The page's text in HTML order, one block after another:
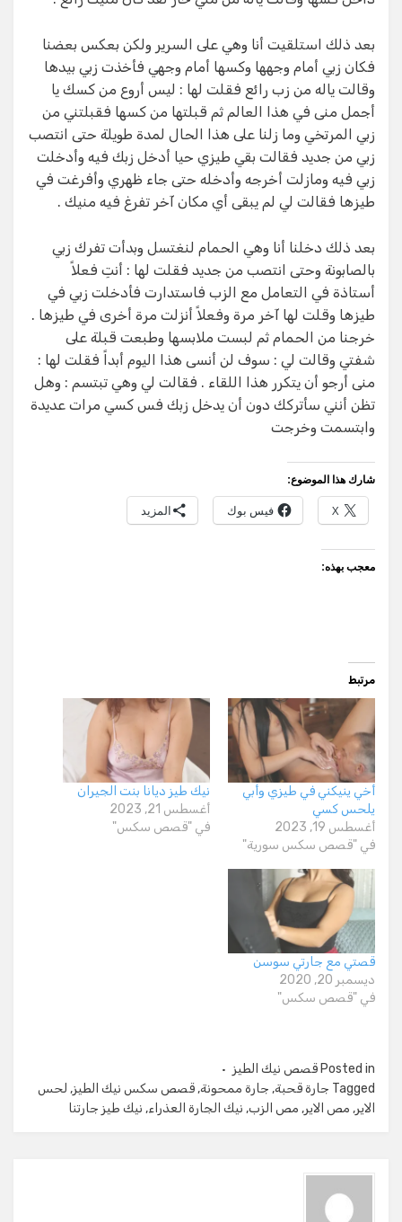
بعد ذلك استلقيت أنا وهي على السرير ولكن بعكس بعضنا
فكان زبي أمام وجهها وكسها أمام وجهي فأخذت زبي بيدها
وقالت ياله من زب رائع فقلت لها : ليس أروع من كسك يا
أجمل منى في هذا العالم ثم قبلتها من كسها فقبلتني من
زبي المرتخي وما زلنا على هذا الحال لمدة طويلة حتى انتصب
زبي من جديد فقالت بقي طيزي حيا أدخل زبك فيه وأدخلت
زبي فيه ومازلت أخرجه وأدخله حتى جاء ظهري وأفرغت في
طيزها فقالت لي لم يبقى أي مكان آخر تفرغ فيه منيك .
بعد ذلك دخلنا أنا وهي الحمام لنغتسل وبدأت تفرك زبي
بالصابونة وحتى انتصب من جديد فقلت لها : أنتِ فعلاً
أستاذة في التعامل مع الزب فاستدارت فأدخلت زبي في
طيزها وقلت لها آخر مرة وفعلاً أنزلت مرة أخرى في طيزها .
خرجنا من الحمام ثم لبست ملابسها وطبعت قبلة على
شفتي وقالت لي : سوف لن أنسى هذا اليوم أبداً فقلت لها :
منى أرجو أن يتكرر هذا اللقاء . فقالت لي وهي تبتسم : وهل
تظن أنني سأتركك دون أن يدخل زبك فس كسي مرات عديدة
وابتسمت وخرجت
شارك هذا الموضوع:
X فيس بوك المزيد
معجب بهذه:
مرتبط
أخي ينيكني في طيزي وأبي
يلحس كسي
أغسطس 19, 2023
في "قصص سكس سورية"
نيك طيز ديانا بنت الجيران
أغسطس 21, 2023
في "قصص سكس"
قصتي مع جارتي سوسن
ديسمبر 20, 2020
في "قصص سكس"
Posted in قصص نيك الطيز
Tagged جارة قحبة, جارة ممحونة, قصص سكس نيك الطيز, لحس
الاير, مص الاير, مص الزب, نيك الجارة العذراء, نيك طيز جارتنا